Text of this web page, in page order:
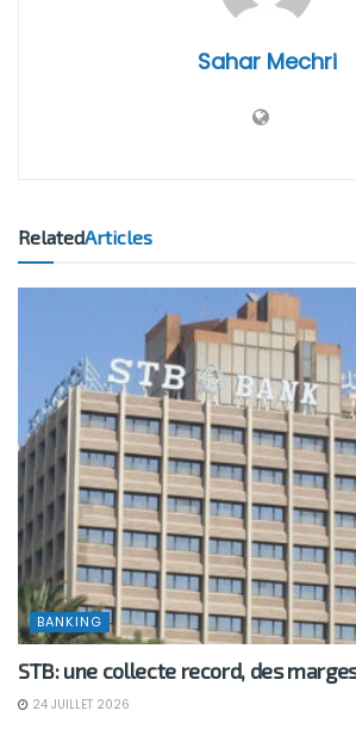
Sahar Mechri
RelatedArticles
BANKING
STB: une collecte record, des
24 JUILLET 2026